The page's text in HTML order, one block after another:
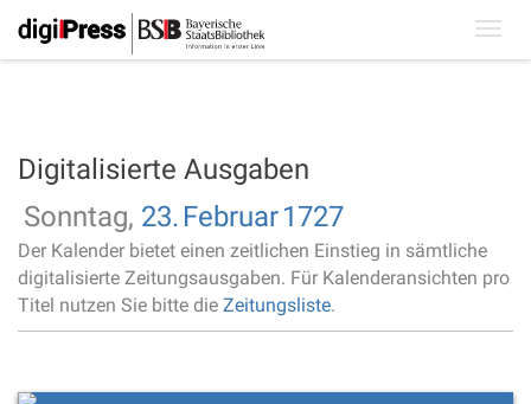
Digitalisierte Ausgaben
Sonntag, 23. Februar1727
Der Kalender bietet einen zeitlichen Einstieg in sämtliche
digitalisierte Zeitungsausgaben. Für Kalenderansichten pro
Titel nutzen Sie bitte die Zeitungsliste.